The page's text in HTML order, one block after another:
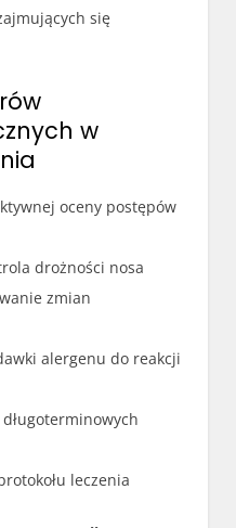
się
w
oceny postępów
drożności nosa
zmian
alergenu do reakcji
leczenia